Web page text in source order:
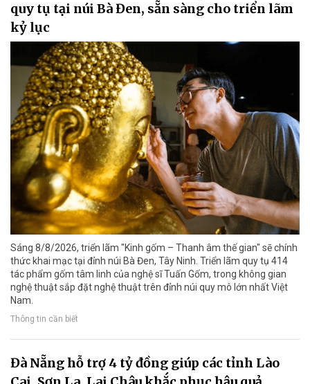
quy tụ tại núi Bà Đen, sẵn sàng cho triển lãm
kỷ lục
Sáng 8/8/2026, triển lãm "Kinh gốm – Thanh âm thế gian" sẽ chính
thức khai mạc tại đỉnh núi Bà Đen, Tây Ninh. Triển lãm quy tụ 414
tác phẩm gốm tâm linh của nghệ sĩ Tuấn Gốm, trong không gian
nghệ thuật sắp đặt nghệ thuật trên đỉnh núi quy mô lớn nhất Việt
Nam.
Thông tin cần biết
Đà Nẵng hỗ trợ 4 tỷ đồng giúp các tỉnh Lào